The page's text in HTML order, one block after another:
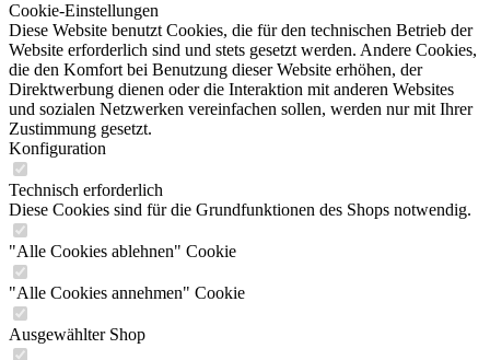
Cookie-Einstellungen
Diese Website benutzt Cookies, die für den technischen Betrieb der
Website erforderlich sind und stets gesetzt werden. Andere Cookies,
die den Komfort bei Benutzung dieser Website erhöhen, der
Direktwerbung dienen oder die Interaktion mit anderen Websites
und sozialen Netzwerken vereinfachen sollen, werden nur mit Ihrer
Zustimmung gesetzt.
Konfiguration
Technisch erforderlich
Diese Cookies sind für die Grundfunktionen des Shops notwendig.
"Alle Cookies ablehnen" Cookie
"Alle Cookies annehmen" Cookie
Ausgewählter Shop